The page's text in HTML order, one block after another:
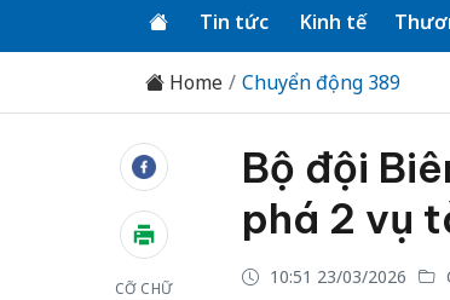
Tin tức Kinh tế
Home Chuyển động 389
CỠ CHỮ
Bộ đội
phá 2 vụ
10:51 23/03/2026